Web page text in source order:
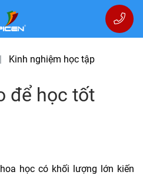
Kinh nghiệm học tập
để học tốt
học có khối lượng lớn kiến